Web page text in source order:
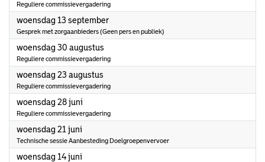
Reguliere commissievergadering
woensdag 13 september2023
Gesprek met zorgaanbieders (Geen pers en publiek)
woensdag 30 augustus
Reguliere commissievergadering
woensdag 23 augustus
Reguliere commissievergadering
woensdag 28 juni
Reguliere commissievergadering
woensdag 21 juni
Technische sessie Aanbesteding Doelgroepenvervoer
woensdag 14 juni